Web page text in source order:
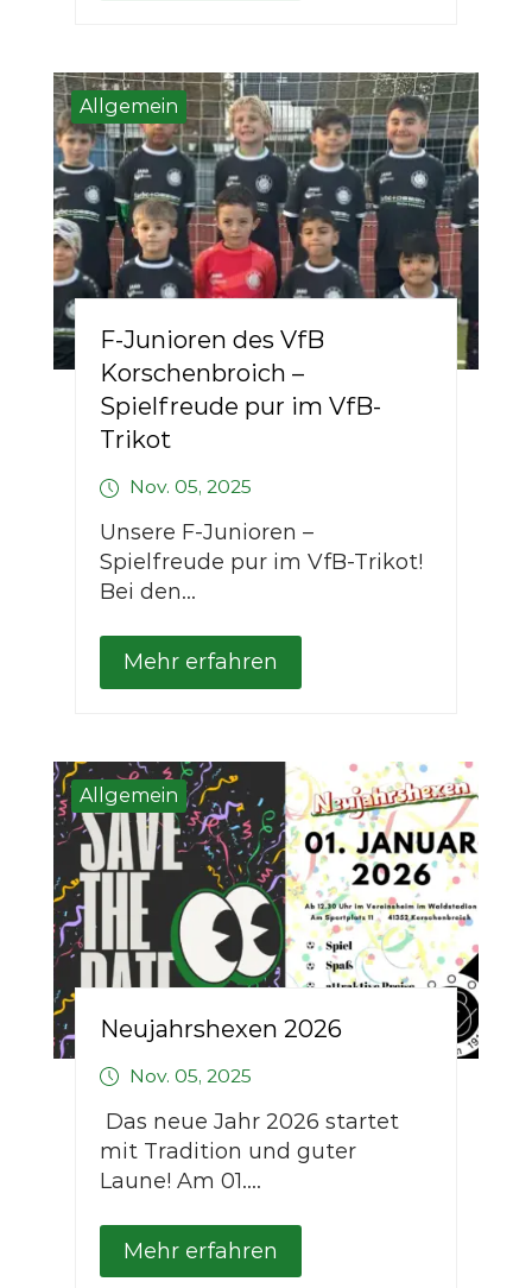
Allgemein
F-Junioren des VfB
Korschenbroich –
Spielfreude pur im VfB-
Trikot
Nov. 05, 2025
Unsere F-Junioren –
Spielfreude pur im VfB-Trikot!
Bei den...
Mehr erfahren
Allgemein
Neujahrshexen 2026
Nov. 05, 2025
Das neue Jahr 2026 startet
mit Tradition und guter
Laune! Am 01....
Mehr erfahren